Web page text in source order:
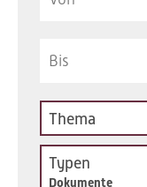
Thema
Typen
Dokumente